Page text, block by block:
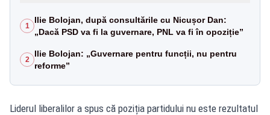
1
Ilie Bolojan, după consultările cu Nicușor Dan:
„Dacă PSD va fi la guvernare, PNL va fi în opoziție”
2
Ilie Bolojan: „Guvernare pentru funcții, nu pentru
reforme”
Liderul liberalilor a spus că poziția partidului nu este rezultatul